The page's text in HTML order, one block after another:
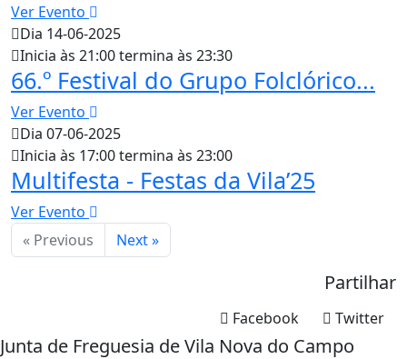
Ver Evento
Dia 14-06-2025
Inicia às 21:00 termina às 23:30
66.º Festival do Grupo Folclórico...
Ver Evento
Dia 07-06-2025
Inicia às 17:00 termina às 23:00
Multifesta - Festas da Vila’25
Ver Evento
« Previous
Next »
Partilhar
Twitter
Facebook
Junta de Freguesia de Vila Nova do Campo